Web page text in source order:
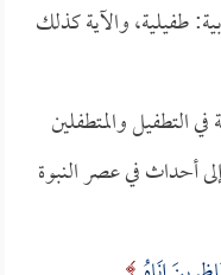
طفيلية، والآية كذلك
التطفيل والمتطفلين
أحداث في عصر النبوة